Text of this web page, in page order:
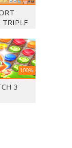
TRIPLE
100%
3